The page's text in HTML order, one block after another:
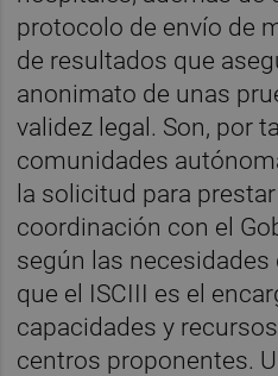
protocolo de envío de
de resultados que
anonimato de unas
validez legal. Son, por
comunidades
la solicitud para
coordinación con el
según las
que el ISCIII es el
capacidades y
centros proponentes.